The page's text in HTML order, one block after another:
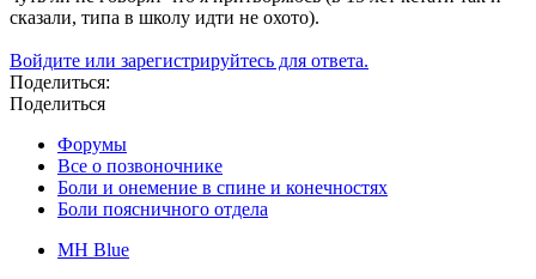
сказали, типа в школу идти не охото).
Войдите или зарегистрируйтесь для ответа.
Поделиться:
Поделиться
Форумы
Все о позвоночнике
Боли и онемение в спине и конечностях
Боли поясничного отдела
MH Blue